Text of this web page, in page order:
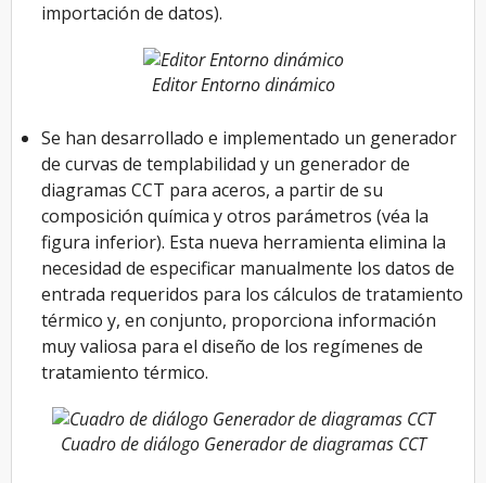
importación de datos).
Editor Entorno dinámico
Se han desarrollado e implementado un generador
de curvas de templabilidad y un generador de
diagramas CCT para aceros, a partir de su
composición química y otros parámetros (véa la
figura inferior). Esta nueva herramienta elimina la
necesidad de especificar manualmente los datos de
entrada requeridos para los cálculos de tratamiento
térmico y, en conjunto, proporciona información
muy valiosa para el diseño de los regímenes de
tratamiento térmico.
Cuadro de diálogo Generador de diagramas CCT